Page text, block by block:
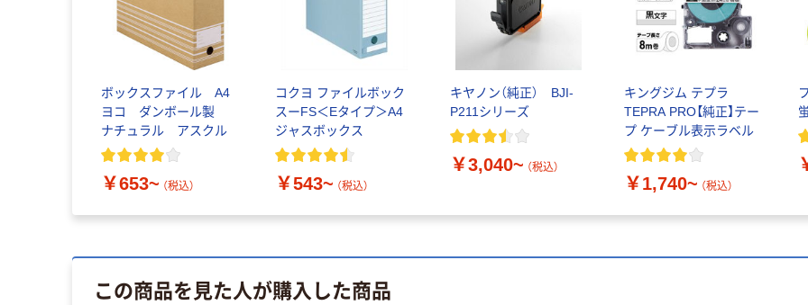
ボックスファイル A4
ヨコ ダンボール製
ナチュラル アスクル
￥653~ （税込）
コクヨ ファイルボック
スーFS＜Eタイプ＞A4
ジャスボックス
￥543~ （税込）
キヤノン（純正） BJI-
P211シリーズ
￥3,040~ （税込）
キングジム テプラ
TEPRA PRO【純正】テー
プ ケーブル表示ラベル
￥1,740~ （税込）
この商品を見た人が購入した商品